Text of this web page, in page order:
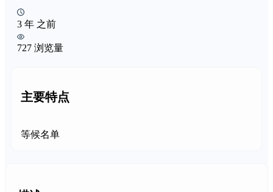
3 年 之前
727 浏览量
主要特点
等候名单